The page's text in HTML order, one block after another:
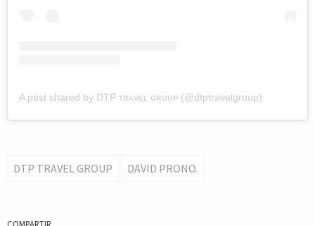
A post shared by DTP ᴛʀᴀᴠᴇʟ ɢʀᴏᴜᴘ (@dtptravelgroup)
DTP TRAVEL GROUP DAVID PRONO.
COMPARTIR